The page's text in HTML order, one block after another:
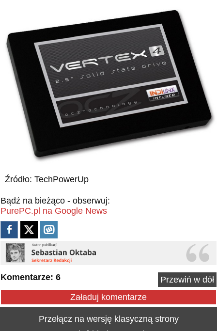
Źródło: TechPowerUp
Bądź na bieżąco - obserwuj:
PurePC.pl na Google News
Komentarze: 6
Przewiń w dół
Załaduj komentarze
Przełącz na wersję klasyczną strony